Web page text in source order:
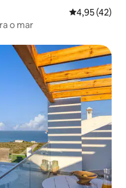
4,95 de uma
4,95 (42)
o mar